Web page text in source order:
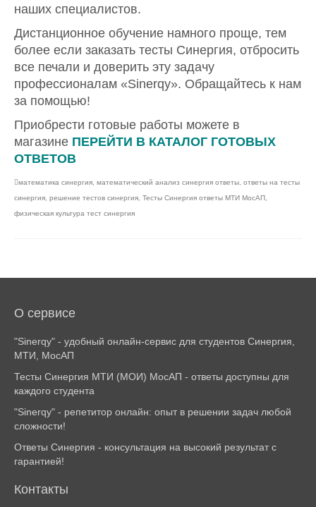
наших специалистов.
Дистанционное обучение намного проще, тем
более если заказать тесты Синергия, отбросить
все печали и доверить эту задачу
профессионалам «Sinerqy». Обращайтесь к нам
за помощью!
Приобрести готовые работы можете в
магазине ПЕРЕЙТИ В КАТАЛОГ ГОТОВЫХ
ОТВЕТОВ
математика синергия математический анализ синергия ответы ответы на тесты
синергия решение тестов синергия Тесты Синергия ответы МТИ МосАП
физическая культура тест синергия
О сервисе
"Sinerqy" - удобный онлайн-сервис для студентов Синергия,
МТИ, МосАП
Тесты Синергия МТИ (МОИ) МосАП - ответы доступны для
каждого студента
"Sinerqy" - репетитор онлайн: опыт в решении задач любой
сложности!
Ответы Синергия - консультация на высокий результат с
гарантией!
Контакты